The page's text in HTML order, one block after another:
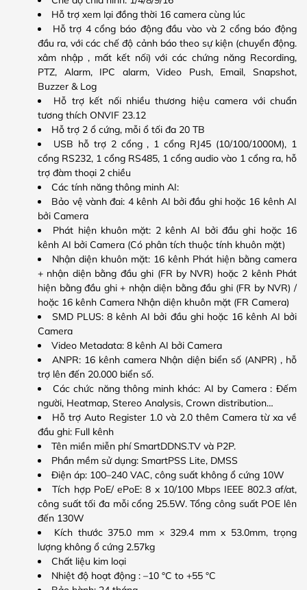
Hỗ trợ xem lại đồng thời 16 camera cùng lúc
Hỗ trợ 4 cổng báo động đầu vào và 2 cổng báo động
đầu ra, với các chế độ cảnh báo theo sự kiện (chuyển động.
xâm nhập , mất kết nối) với các chứng năng Recording,
PTZ, Alarm, IPC alarm, Video Push, Email, Snapshot,
Buzzer & Log
Hỗ trợ kết nối nhiều thương hiệu camera với chuẩn
tương thích ONVIF 23.12
Hỗ trợ 2 ổ cứng, mỗi ổ tối đa 20 TB
USB hỗ trợ 2 cổng , 1 cổng RJ45 (10/100/1000M), 1
cổng RS232, 1 cổng RS485, 1 cổng audio vào 1 cổng ra, hỗ
trợ đàm thoại 2 chiều
Các tính năng thông minh AI:
Bảo vệ vành đai: 4 kênh AI bởi đầu ghi hoặc 16 kênh AI
bởi Camera
Phát hiện khuôn mặt: 2 kênh AI bởi đầu ghi hoặc 16
kênh AI bởi Camera (Có phân tích thuộc tính khuôn mặt)
Nhận diện khuôn mặt: 16 kênh Phát hiện bằng camera
+ nhận diện bằng đầu ghi (FR by NVR) hoặc 2 kênh Phát
hiện bằng đầu ghi + nhận diện bằng đầu ghi (FR by NVR) /
hoặc 16 kênh Camera Nhận diện khuôn mặt (FR Camera)
SMD PLUS: 8 kênh AI bởi đầu ghi hoặc 16 kênh AI bởi
Camera
Video Metadata: 8 kênh AI bởi Camera
ANPR: 16 kênh camera Nhận diện biển số (ANPR) , hỗ
trợ lên đến 20.000 biển số.
Các chức năng thông minh khác: AI by Camera : Đếm
người, Heatmap, Stereo Analysis, Crown distribution…
Hỗ trợ Auto Register 1.0 và 2.0 thêm Camera từ xa về
đầu ghi: Full kênh
Tên miền miễn phí SmartDDNS.TV và P2P.
Phần mềm sử dụng: SmartPSS Lite, DMSS
Điện áp: 100–240 VAC, công suất không ổ cứng 10W
Tích hợp PoE/ ePoE: 8 x 10/100 Mbps IEEE 802.3 af/at,
công suất tối đa mỗi cổng 25.5W. Tổng công suất POE lên
đến 130W
Kích thước 375.0 mm × 329.4 mm x 53.0mm, trọng
lượng không ổ cứng 2.57kg
Chất liệu kim loại
Nhiệt độ hoạt động : –10 °C to +55 °C